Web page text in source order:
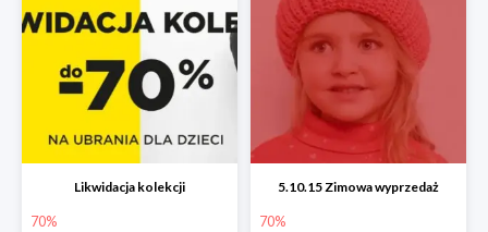
Likwidacja kolekcji
70%
5.10.15 Zimowa wyprzedaż
70%